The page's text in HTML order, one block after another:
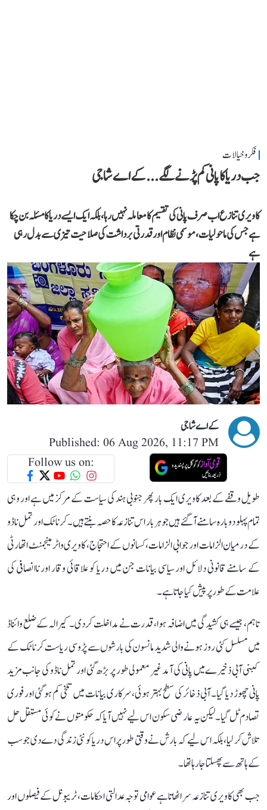
فکر و خیالات
جب دریا کا پانی کم پڑنے لگے...کے اے شاجی
کاویری تنازع اب صرف پانی کی تقسیم کا معاملہ نہیں رہا، بلکہ ایک ایسے دریا کا مسئلہ بن چکا
ہے جس کی ماحولیات، موسمی نظام اور قدرتی برداشت کی صلاحیت تیزی سے بدل رہی
ہے
کے اے شاجی
Published: 06 Aug 2026, 11:17 PM
Follow us on:
طویل وقفے کے بعد کاویری ایک بار پھر جنوبی ہند کی سیاست کے مرکز میں ہے اور وہی
تمام پہلو دوبارہ سامنے آ گئے ہیں جو ہر بار اس تنازعہ کا حصہ بنتے ہیں۔ کرناٹک اور تمل ناڈو
کے درمیان الزامات اور جوابی الزامات، کسانوں کے احتجاج، کاویری واٹر مینجمنٹ اتھارٹی
کے سامنے قانونی دلائل اور سیاسی بیانات جن میں دریا کو علاقائی وقار اور ناانصافی کی
علامت کے طور پر پیش کیا جاتا ہے۔
تاہم، جیسے ہی کشیدگی میں اضافہ ہوا، قدرت نے مداخلت کر دی۔ کیرالہ کے ضلع وائناڈ
میں مسلسل کئی روز ہونے والی شدید مانسون کی بارشوں سے پڑوسی ریاست کرناٹک کے
کبنی آبی ذخیرے میں پانی کی آمد غیر معمولی طور پر بڑھ گئی اور تمل ناڈو کی جانب مزید
پانی چھوڑ دیا گیا۔ آبی ذخائر کی سطح بہتر ہوئی، سرکاری بیانات میں تلخی کم ہو گئی اور فوری
تصادم ٹل گیا۔ لیکن یہ عارضی سکون اس لیے نہیں آیا کہ حکومتوں نے کوئی مستقل حل
تلاش کر لیا، بلکہ اس لیے کہ بارش نے وقتی طور پر اس دریا کو نئی زندگی دے دی جو سب
کے ہاتھ سے پھسلتا جا رہا تھا۔
جب بھی کاویری تنازعہ سر اٹھاتا ہے عوامی توجہ عدالتی احکامات، ٹریبونل کے فیصلوں اور